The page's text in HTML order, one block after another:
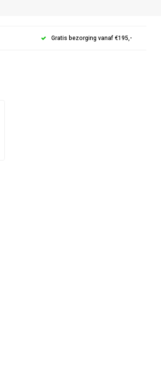
Gratis bezorging vanaf €195,-